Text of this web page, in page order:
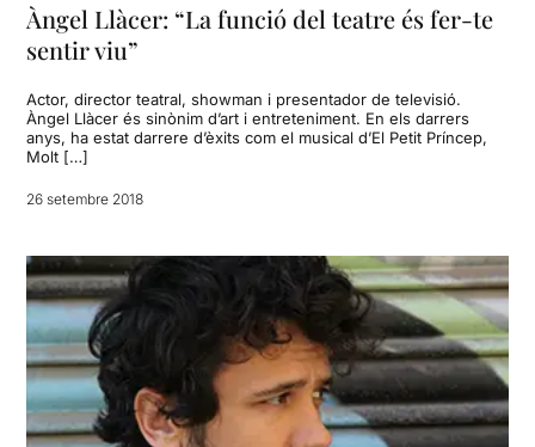
Àngel Llàcer: “La funció del teatre és fer-te
sentir viu”
Actor, director teatral, showman i presentador de televisió.
Àngel Llàcer és sinònim d’art i entreteniment. En els darrers
anys, ha estat darrere d’èxits com el musical d’El Petit Príncep,
Molt […]
26 setembre 2018